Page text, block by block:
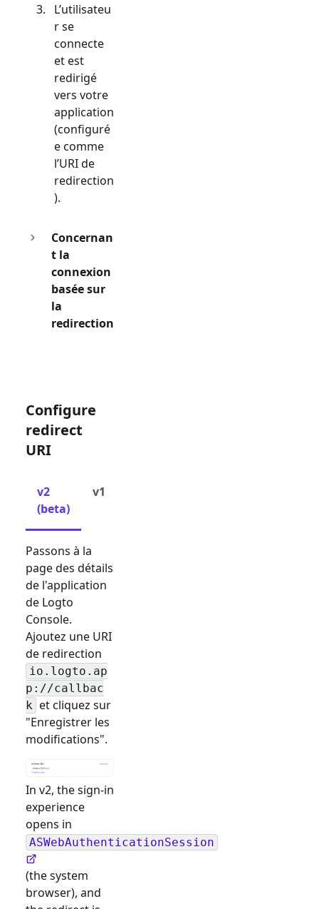
L’utilisateu
r se
connecte
et est
redirigé
vers votre
application
(configuré
e comme
l’URI de
redirection
).
Concernan
t la
connexion
basée sur
la
redirection
Configure
redirect
URI
v2
(beta)
v1
Passons à la
page des détails
de l'application
de Logto
Console.
Ajoutez une URI
de redirection
io.logto.ap
p://callbac
k et cliquez sur
"Enregistrer les
modifications".
In v2, the sign-in
experience
opens in
ASWebAuthenticationSession
(the system
browser), and